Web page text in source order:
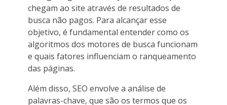
chegam ao site através de resultados de
busca não pagos. Para alcançar esse
objetivo, é fundamental entender como os
algoritmos dos motores de busca funcionam
e quais fatores influenciam o ranqueamento
das páginas.
Além disso, SEO envolve a análise de
palavras-chave, que são os termos que os